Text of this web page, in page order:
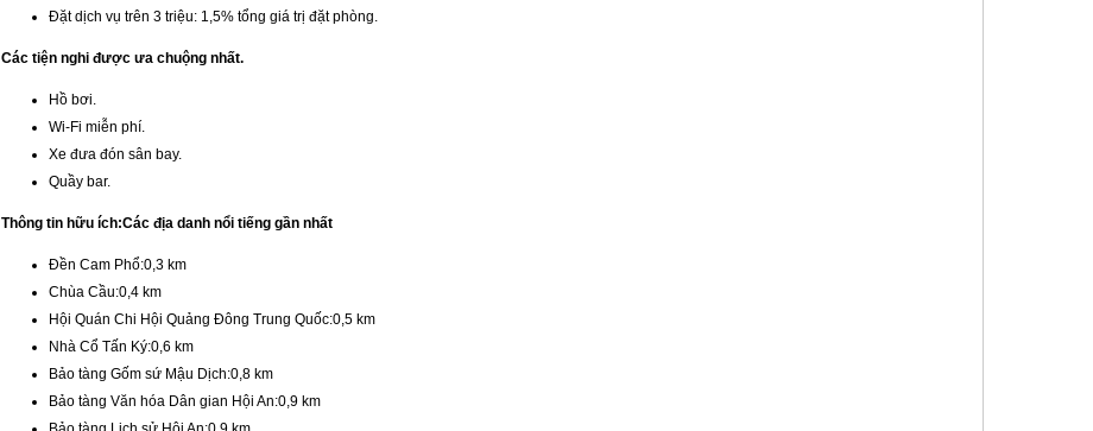
Đặt dịch vụ trên 3 triệu: 1,5% tổng giá trị đặt phòng.
Các tiện nghi được ưa chuộng nhất.
Hồ bơi.
Wi-Fi miễn phí.
Xe đưa đón sân bay.
Quầy bar.
Thông tin hữu ích:Các địa danh nổi tiếng gần nhất
Đền Cam Phổ:0,3 km
Chùa Cầu:0,4 km
Hội Quán Chi Hội Quảng Đông Trung Quốc:0,5 km
Nhà Cổ Tấn Ký:0,6 km
Bảo tàng Gốm sứ Mậu Dịch:0,8 km
Bảo tàng Văn hóa Dân gian Hội An:0,9 km